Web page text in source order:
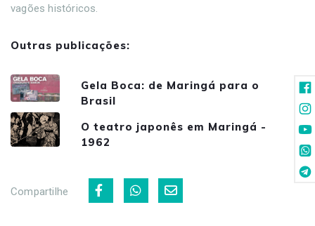
vagões históricos.
Outras publicações:
Gela Boca: de Maringá para o
Brasil
O teatro japonês em Maringá -
1962
Compartilhe